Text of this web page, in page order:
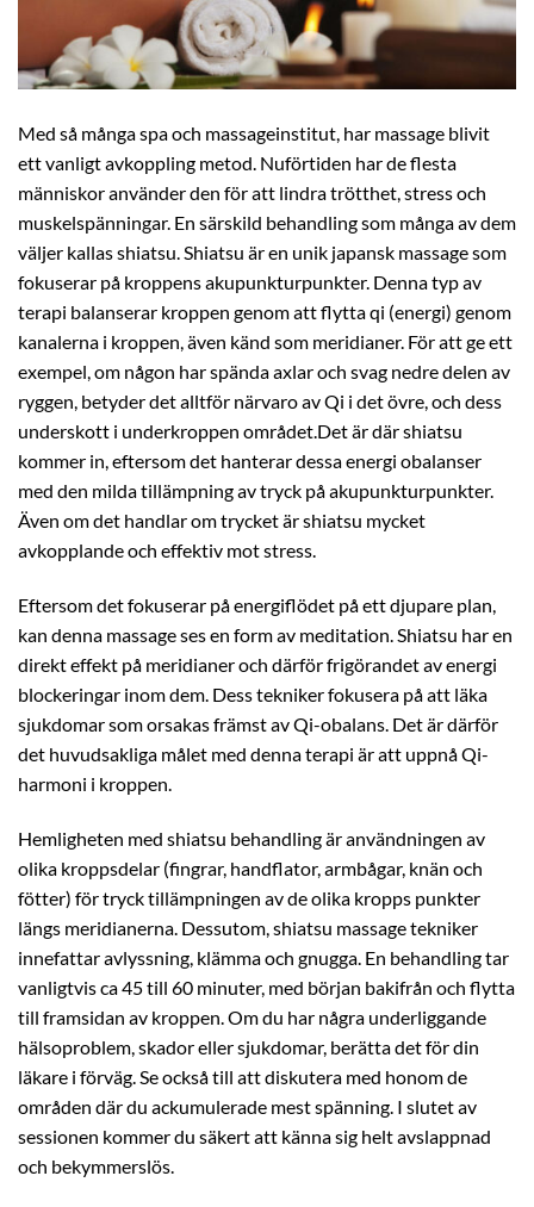
Med så många spa och massageinstitut, har massage blivit
ett vanligt avkoppling metod. Nuförtiden har de flesta
människor använder den för att lindra trötthet, stress och
muskelspänningar. En särskild behandling som många av dem
väljer kallas shiatsu. Shiatsu är en unik japansk massage som
fokuserar på kroppens akupunkturpunkter. Denna typ av
terapi balanserar kroppen genom att flytta qi (energi) genom
kanalerna i kroppen, även känd som meridianer. För att ge ett
exempel, om någon har spända axlar och svag nedre delen av
ryggen, betyder det alltför närvaro av Qi i det övre, och dess
underskott i underkroppen området.Det är där shiatsu
kommer in, eftersom det hanterar dessa energi obalanser
med den milda tillämpning av tryck på akupunkturpunkter.
Även om det handlar om trycket är shiatsu mycket
avkopplande och effektiv mot stress.
Eftersom det fokuserar på energiflödet på ett djupare plan,
kan denna massage ses en form av meditation. Shiatsu har en
direkt effekt på meridianer och därför frigörandet av energi
blockeringar inom dem. Dess tekniker fokusera på att läka
sjukdomar som orsakas främst av Qi-obalans. Det är därför
det huvudsakliga målet med denna terapi är att uppnå Qi-
harmoni i kroppen.
Hemligheten med shiatsu behandling är användningen av
olika kroppsdelar (fingrar, handflator, armbågar, knän och
fötter) för tryck tillämpningen av de olika kropps punkter
längs meridianerna. Dessutom, shiatsu massage tekniker
innefattar avlyssning, klämma och gnugga. En behandling tar
vanligtvis ca 45 till 60 minuter, med början bakifrån och flytta
till framsidan av kroppen. Om du har några underliggande
hälsoproblem, skador eller sjukdomar, berätta det för din
läkare i förväg. Se också till att diskutera med honom de
områden där du ackumulerade mest spänning. I slutet av
sessionen kommer du säkert att känna sig helt avslappnad
och bekymmerslös.